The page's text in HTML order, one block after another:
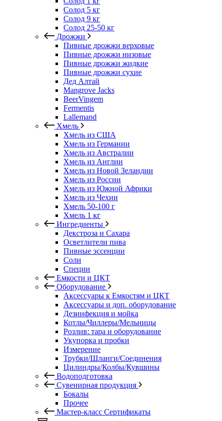
Солод 5 кг
Солод 9 кг
Солод 25-50 кг
Дрожжи
Пивные дрожжи верховые
Пивные дрожжи низовые
Пивные дрожжи жидкие
Пивные дрожжи сухие
Дед Алтай
Mangrove Jacks
BeerVingem
Fermentis
Lallemand
Хмель
Хмель из США
Хмель из Германии
Хмель из Австралии
Хмель из Англии
Хмель из Новой Зеландии
Хмель из России
Хмель из Южной Африки
Хмель из Чехии
Хмель 50-100 г
Хмель 1 кг
Ингредиенты
Декстроза и Сахара
Осветлители пива
Пивные эссенции
Соли
Специи
Емкости и ЦКТ
Оборудование
Аксессуары к Емкостям и ЦКТ
Аксессуары и доп. оборудование
Дезинфекция и мойка
Котлы/Чиллеры/Мельницы
Розлив: тара и оборудование
Укупорка и пробки
Измерение
Трубки/Шланги/Соединения
Цилиндры/Колбы/Кувшины
Водоподготовка
Сувенирная продукция
Бокалы
Прочее
Мастер-класс Сертификаты